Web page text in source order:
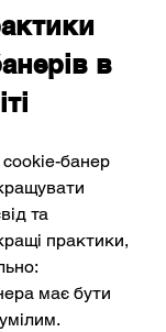
в
банер
та
практики,
має бути